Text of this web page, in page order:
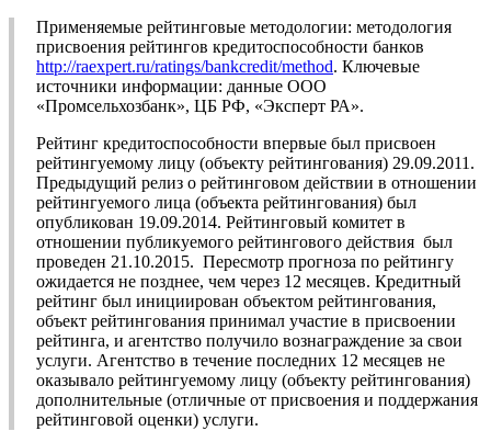
Применяемые рейтинговые методологии: методология
присвоения рейтингов кредитоспособности банков
http://raexpert.ru/ratings/bankcredit/method. Ключевые
источники информации: данные ООО
«Промсельхозбанк», ЦБ РФ, «Эксперт РА».
Рейтинг кредитоспособности впервые был присвоен
рейтингуемому лицу (объекту рейтингования) 29.09.2011.
Предыдущий релиз о рейтинговом действии в отношении
рейтингуемого лица (объекта рейтингования) был
опубликован 19.09.2014. Рейтинговый комитет в
отношении публикуемого рейтингового действия был
проведен 21.10.2015. Пересмотр прогноза по рейтингу
ожидается не позднее, чем через 12 месяцев. Кредитный
рейтинг был инициирован объектом рейтингования,
объект рейтингования принимал участие в присвоении
рейтинга, и агентство получило вознаграждение за свои
услуги. Агентство в течение последних 12 месяцев не
оказывало рейтингуемому лицу (объекту рейтингования)
дополнительные (отличные от присвоения и поддержания
рейтинговой оценки) услуги.